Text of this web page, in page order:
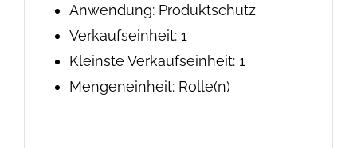
Anwendung: Produktschutz
Verkaufseinheit: 1
Kleinste Verkaufseinheit: 1
Mengeneinheit: Rolle(n)